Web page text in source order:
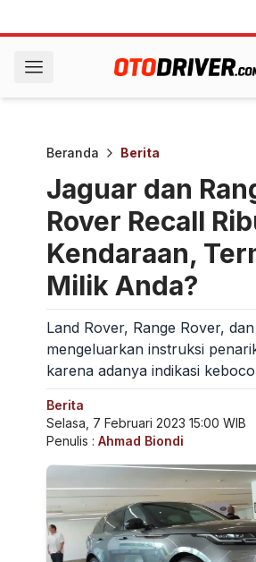
Beranda Berita
Jaguar dan
Rover Recall
Kendaraan,
Milik Anda?
Land Rover, Range Rover,
mengeluarkan instruksi
karena adanya indikasi
Berita
Selasa, 7 Februari 2023 15:00 WIB
Penulis : Ahmad Biondi